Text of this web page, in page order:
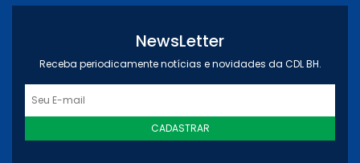
NewsLetter
Receba periodicamente notícias e novidades da CDL BH.
CADASTRAR